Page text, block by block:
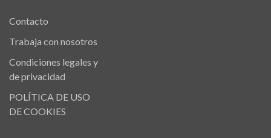
Contacto
Trabaja con nosotros
Condiciones legales y
de privacidad
POLÍTICA DE USO
DE COOKIES